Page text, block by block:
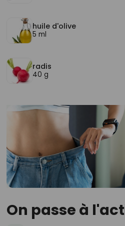
huile d'olive
5 ml
radis
40 g
On passe à